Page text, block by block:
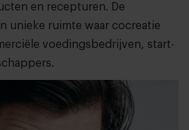
en recepturen. De
unieke ruimte waar cocreatie
voedingsbedrijven, start-